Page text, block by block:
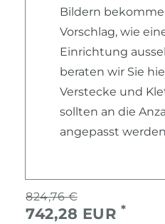
Bildern
Vorschlag, wie
Einrichtung
beraten wir Sie
Verstecke und
sollten an die
angepasst
824,76 €
742,28 EUR *